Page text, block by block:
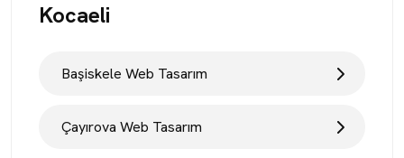
Kocaeli
Başiskele Web Tasarım
Çayırova Web Tasarım